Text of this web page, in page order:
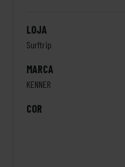
LOJA
Surftrip
MARCA
KENNER
COR